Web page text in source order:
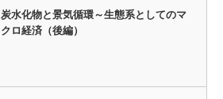
炭水化物と景気循環～生態系としてのマ
クロ経済（後編）